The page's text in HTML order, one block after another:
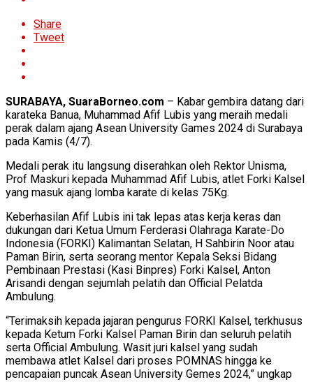
Share
Tweet
SURABAYA, SuaraBorneo.com – Kabar gembira datang dari
karateka Banua, Muhammad Afif Lubis yang meraih medali
perak dalam ajang Asean University Games 2024 di Surabaya
pada Kamis (4/7).
Medali perak itu langsung diserahkan oleh Rektor Unisma,
Prof Maskuri kepada Muhammad Afif Lubis, atlet Forki Kalsel
yang masuk ajang lomba karate di kelas 75Kg.
Keberhasilan Afif Lubis ini tak lepas atas kerja keras dan
dukungan dari Ketua Umum Ferderasi Olahraga Karate-Do
Indonesia (FORKI) Kalimantan Selatan, H Sahbirin Noor atau
Paman Birin, serta seorang mentor Kepala Seksi Bidang
Pembinaan Prestasi (Kasi Binpres) Forki Kalsel, Anton
Arisandi dengan sejumlah pelatih dan Official Pelatda
Ambulung.
“Terimaksih kepada jajaran pengurus FORKI Kalsel, terkhusus
kepada Ketum Forki Kalsel Paman Birin dan seluruh pelatih
serta Official Ambulung. Wasit juri kalsel yang sudah
membawa atlet Kalsel dari proses POMNAS hingga ke
pencapaian puncak Asean University Gemes 2024,” ungkap